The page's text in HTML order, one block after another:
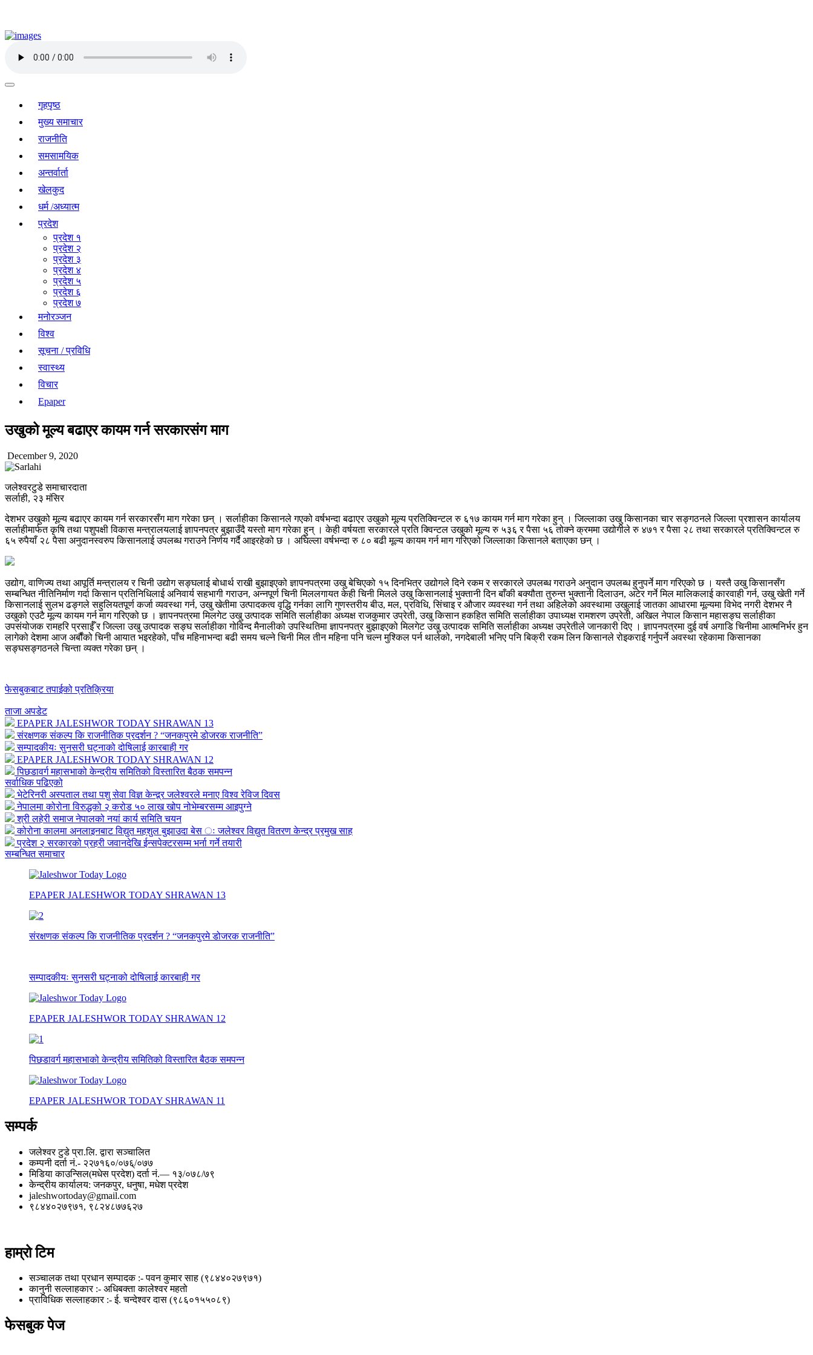
गृहपृष्ठ
मुख्य समाचार
राजनीति
समसामयिक
अन्तर्वार्ता
खेलकुद
धर्म /अध्यात्म
प्रदेश
प्रदेश १
प्रदेश २
प्रदेश ३
प्रदेश ४
प्रदेश ५
प्रदेश ६
प्रदेश ७
मनोरञ्जन
विश्व
सूचना / प्रविधि
स्वास्थ्य
विचार
Epaper
उखुको मूल्य बढाएर कायम गर्न सरकारसंग माग
December 9, 2020
जलेश्वरटुडे समाचारदाता
सर्लाही, २३ मंसिर
देशभर उखुको मूल्य बढाएर कायम गर्न सरकारसँग माग गरेका छन् । सर्लाहीका किसानले गएको वर्षभन्दा बढाएर उखुको मूल्य प्रतिक्विन्टल रु ६१७ कायम गर्न माग गरेका हुन् । जिल्लाका उखु किसानका चार सङ्गठनले जिल्ला प्रशासन कार्यालय
सर्लाहीमार्फत कृषि तथा पशुपक्षी विकास मन्त्रालयलाई ज्ञापनपत्र बुझाउँदै यस्तो माग गरेका हुन् । केही वर्षयता सरकारले प्रति क्विन्टल उखुको मूल्य रु ५३६ र पैसा ५६ तोक्ने क्रममा उद्योगीले रु ४७१ र पैसा २८ तथा सरकारले प्रतिक्विन्टल रु
६५ रुपैयाँ २८ पैसा अनुदानस्वरुप किसानलाई उपलब्ध गराउने निर्णय गर्दै आइरहेको छ । अघिल्ला वर्षभन्दा रु ८० बढी मूल्य कायम गर्न माग गरिएको जिल्लाका किसानले बताएका छन् ।
उद्योग, वाणिज्य तथा आपूर्ति मन्त्रालय र चिनी उद्योग सङ्घलाई बोधार्थ राखी बुझाइएको ज्ञापनपत्रमा उखु बेचिएको १५ दिनभित्र उद्योगले दिने रकम र सरकारले उपलब्ध गराउने अनुदान उपलब्ध हुनुपर्ने माग गरिएको छ । यस्तै उखु किसानसँग
सम्बन्धित नीतिनिर्माण गर्दा किसान प्रतिनिधिलाई अनिवार्य सहभागी गराउन, अन्नपूर्ण चिनी मिललगायत केही चिनी मिलले उखु किसानलाई भुक्तानी दिन बाँकी बक्यौता तुरुन्त भुक्तानी दिलाउन, अटेर गर्ने मिल मालिकलाई कारवाही गर्न, उखु खेती गर्ने
किसानलाई सुलभ ढङ्गले सहुलियतपूर्ण कर्जा व्यवस्था गर्न, उखु खेतीमा उत्पादकत्व वृद्धि गर्नका लागि गुणस्तरीय बीउ, मल, प्रविधि, सिंचाइ र औजार व्यवस्था गर्न तथा अहिलेको अवस्थामा उखुलाई जातका आधारमा मूल्यमा विभेद नगरी देशभर नै
उखुको एउटै मूल्य कायम गर्न माग गरिएको छ । ज्ञापनपत्रमा मिलगेट उखु उत्पादक समिति सर्लाहीका अध्यक्ष राजकुमार उप्रेती, उखु किसान हकहित समिति सर्लाहीका उपाध्यक्ष रामशरण उप्रेती, अखिल नेपाल किसान महासङ्घ सर्लाहीका
उपसंयोजक रामहरि प्रसाईँ र जिल्ला उखु उत्पादक सङ्घ सर्लाहीका गोविन्द मैनालीको उपस्थितिमा ज्ञापनपत्र बुझाइएको मिलगेट उखु उत्पादक समिति सर्लाहीका अध्यक्ष उप्रेतीले जानकारी दिए । ज्ञापनपत्रमा दुई वर्ष अगाडि चिनीमा आत्मनिर्भर हुन
लागेको देशमा आज अर्बौंको चिनी आयात भइरहेको, पाँच महिनाभन्दा बढी समय चल्ने चिनी मिल तीन महिना पनि चल्न मुश्किल पर्न थालेको, नगदेबाली भनिए पनि बिक्री रकम लिन किसानले रोइकराई गर्नुपर्ने अवस्था रहेकामा किसानका
सङ्घसङ्गठनले चिन्ता व्यक्त गरेका छन् ।
फेसबुकबाट तपाईको प्रतिक्रिया
ताजा अपडेट
EPAPER JALESHWOR TODAY SHRAWAN 13
संरक्षणक संकल्प कि राजनीतिक प्रदर्शन ? “जनकपुरमे डोजरक राजनीति”
सम्पादकीयः सुनसरी घट्नाको दोषिलाई कारबाही गर
EPAPER JALESHWOR TODAY SHRAWAN 12
पिछडावर्ग महासभाको केन्द्रीय समितिको विस्तारित बैठक समपन्न
सर्वाधिक पढिएको
भेटेरिनरी अस्पताल तथा पशु सेवा विज्ञ केन्द्र्र जलेश्वरले मनाए विश्व रेविज दिवस
नेपालमा कोरोना विरुद्धको २ करोड ५० लाख खोप नोभेम्बरसम्म आइपुग्ने
श्री लहेरी समाज नेपालको नयां कार्य समिति चयन
कोरोना कालमा अनलाइनबाट विद्युत महशुल बुझाउदा बेस ः जलेश्वर विद्युत वितरण केन्द्र प्रमुख साह
प्रदेश २ सरकारको प्रहरी जवानदेखि ईन्सपेक्टरसम्म भर्ना गर्ने तयारी
सम्बन्धित समाचार
EPAPER JALESHWOR TODAY SHRAWAN 13
संरक्षणक संकल्प कि राजनीतिक प्रदर्शन ? “जनकपुरमे डोजरक राजनीति”
सम्पादकीयः सुनसरी घट्नाको दोषिलाई कारबाही गर
EPAPER JALESHWOR TODAY SHRAWAN 12
पिछडावर्ग महासभाको केन्द्रीय समितिको विस्तारित बैठक समपन्न
EPAPER JALESHWOR TODAY SHRAWAN 11
सम्पर्क
जलेश्वर टुडे प्रा.लि. द्वारा सञ्चालित
कम्पनी दर्ता नं.- २२७१६०/०७६्/०७७
मिडिया काउन्सिल(मधेस प्रदेश) दर्ता नं.— १३/०७८/७९
केन्द्रीय कार्यालय: जनकपुर, धनुषा, मधेश प्रदेश
jaleshwortoday@gmail.com
९८४४०२७९७१, ९८२४८७७६२७
हाम्रो टिम
सञ्चालक तथा प्रधान सम्पादक :- पवन कुमार साह (९८४४०२७९७१)
कानुनी सल्लाहकार :- अधिबक्ता कालेश्वर महतो
प्राविधिक सल्लाहकार :- ई. चन्देश्वर दास (९८६०१५५०८९)
फेसबुक पेज